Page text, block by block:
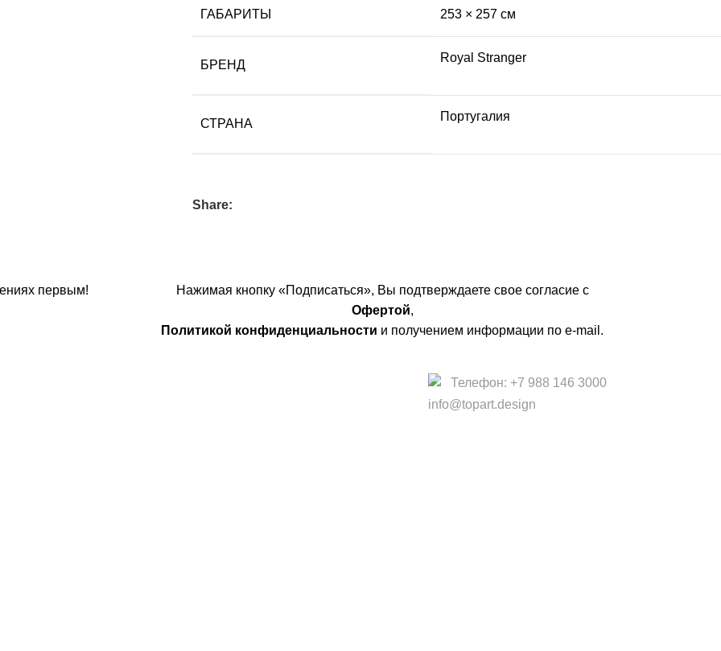
ГАБАРИТЫ 253 × 257 см
БРЕНД
Royal Stranger
СТРАНА
Португалия
Share:
первым!
Нажимая кнопку «Подписаться», Вы подтверждаете свое согласие с
Офертой,
Политикой конфиденциальности и получением информации по e-mail.
Телефон: +7 988 146 3000
info@topart.design